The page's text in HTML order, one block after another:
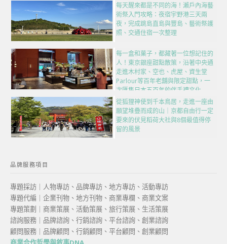
每天醒來都是不同的海！瀨戶內海藝
術祭入門攻略：夜宿宇野港三天兩
夜，完成跳島直島與豐島、藝術祭護
照、交通住宿一次整理
每一盒和菓子，都藏著一位想記住的
人！東京銀座甜點散策，沿著中央通
走進木村家、空也、虎屋、資生堂
Parlour等百年老舖與限定甜點，一
次匯集日本五百年的伴手禮文化
從狐狸神使到千本鳥居，走進一座由
願望堆疊而成的山｜京都自由行一定
要來的伏見稻荷大社與8個最值得停
留的風景
品牌服務項目
專題採訪｜人物專訪、品牌專訪、地方專訪、活動專訪
專題代編｜企業刊物、地方刊物、商業專欄、商業文案
專題策劃｜商業策展、活動策展、旅行策展、生活策展
諮詢服務｜品牌諮詢、行銷諮詢、平台諮詢、創業諮詢
顧問服務｜品牌顧問、行銷顧問、平台顧問、創業顧問